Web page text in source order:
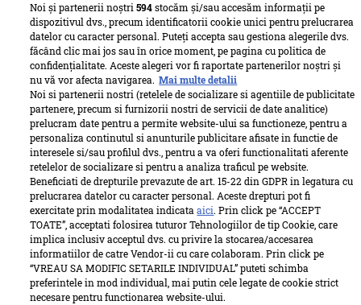
Noi și partenerii noștri594stocăm și/sau accesăm informații pe
dispozitivul dvs., precum identificatorii cookie unici pentru prelucrarea
datelor cu caracter personal. Puteți accepta sau gestiona alegerile dvs.
făcând clic mai jos sau în orice moment, pe pagina cu politica de
confidențialitate. Aceste alegeri vor fi raportate partenerilor noștri și
nu vă vor afecta navigarea. Mai multe detalii
Noi si partenerii nostri (retelele de socializare si agentiile de publicitate
partenere, precum si furnizorii nostri de servicii de date analitice)
prelucram date pentru a permite website-ului sa functioneze, pentru a
personaliza continutul si anunturile publicitare afisate in functie de
interesele si/sau profilul dvs., pentru a va oferi functionalitati aferente
retelelor de socializare si pentru a analiza traficul pe website.
Beneficiati de drepturile prevazute de art. 15-22 din GDPR in legatura cu
prelucrarea datelor cu caracter personal. Aceste drepturi pot fi
exercitate prin modalitatea indicataaici. Prin click pe “ACCEPT
TOATE”, acceptati folosirea tuturor Tehnologiilor de tip Cookie, care
implica inclusiv acceptul dvs. cu privire la stocarea/accesarea
informatiilor de catre Vendor-ii cu care colaboram. Prin click pe
“VREAU SA MODIFIC SETARILE INDIVIDUAL” puteti schimba
preferintele in mod individual, mai putin cele legate de cookie strict
necesare pentru functionarea website-ului.